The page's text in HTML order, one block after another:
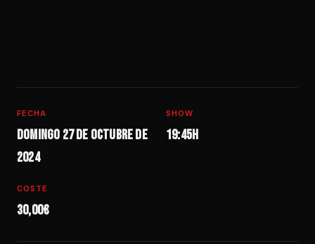
FECHA
Domingo 27 de octubre de
2024
SHOW
19:45h
COSTE
30,00€